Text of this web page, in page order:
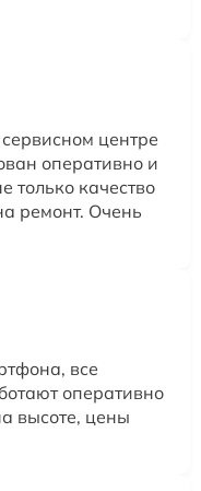
центре
оперативно и
только качество
ремонт. Очень
все
оперативно
высоте, цены